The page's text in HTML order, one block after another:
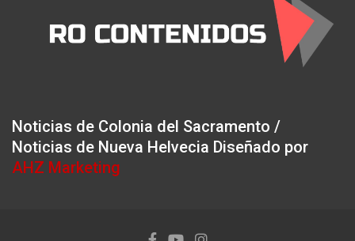
Noticias de Colonia del Sacramento /
Noticias de Nueva Helvecia Diseñado por
AHZ Marketing